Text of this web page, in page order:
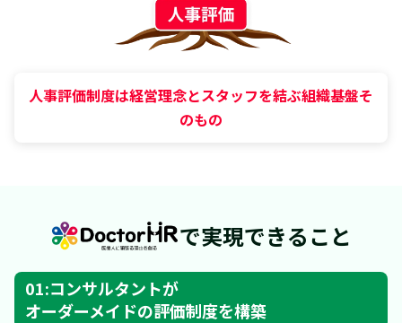
人事評価制度は経営理念とスタッフを結ぶ組織基盤そ
のもの
で実現できること
01:コンサルタントが
オーダーメイドの評価制度を構築